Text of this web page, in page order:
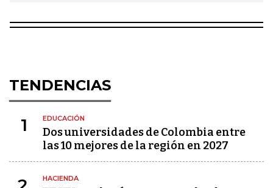
TENDENCIAS
1 EDUCACIÓN
Dos universidades de Colombia entre
las 10 mejores de la región en 2027
HACIENDA